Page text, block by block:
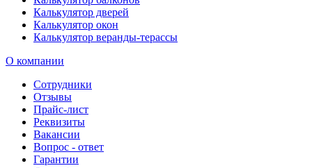
Калькулятор дверей
Калькулятор окон
Калькулятор веранды-терассы
О компании
Сотрудники
Отзывы
Прайс-лист
Реквизиты
Вакансии
Вопрос - ответ
Гарантии